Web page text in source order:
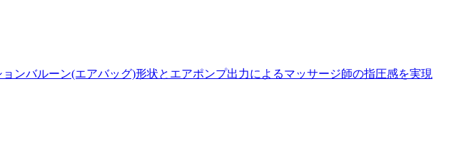
ンバルーン(エアバッグ)形状とエアポンプ出力によるマッサージ師の指圧感を実現